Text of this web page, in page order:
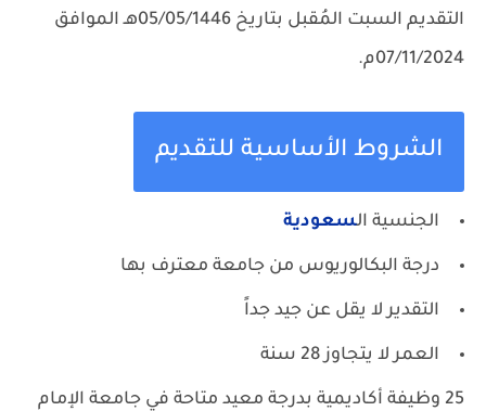
التقديم السبت المُقبل بتاريخ 05/05/1446هـ الموافق
07/11/2024م.
الشروط الأساسية للتقديم
الجنسية السعودية
درجة البكالوريوس من جامعة معترف بها
التقدير لا يقل عن جيد جداً
العمر لا يتجاوز 28 سنة
25 وظيفة أكاديمية بدرجة معيد متاحة في جامعة الإمام